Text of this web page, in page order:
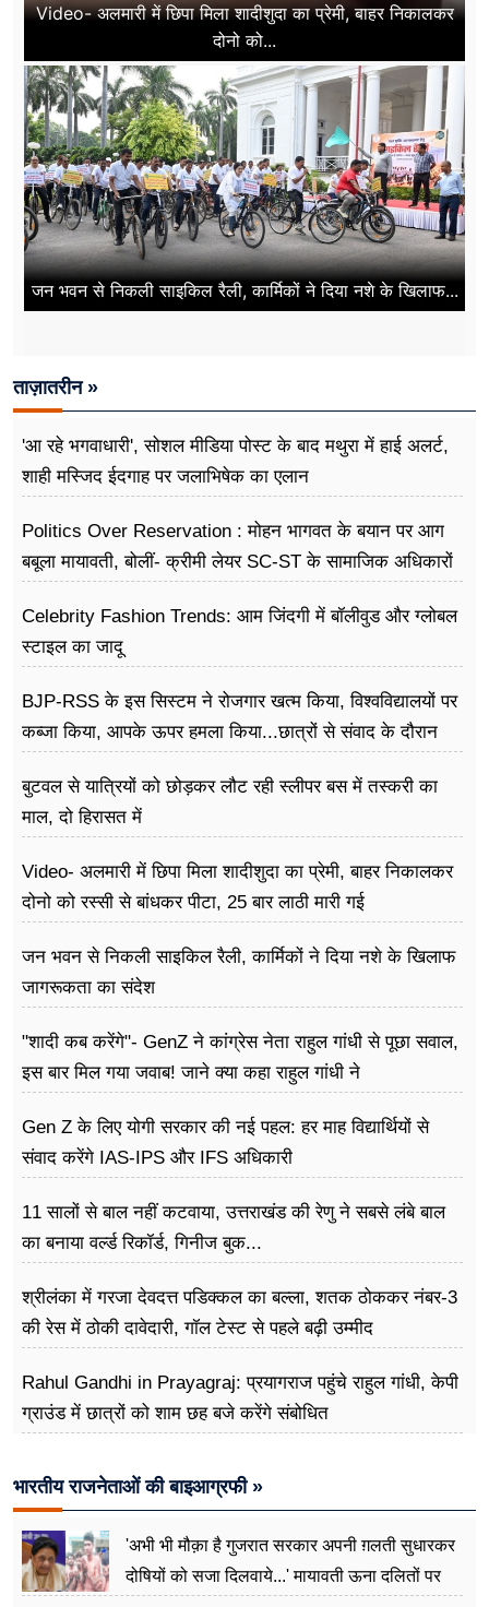
Video- अलमारी में छिपा मिला शादीशुदा का प्रेमी, बाहर निकालकर
दोनो को...
जन भवन से निकली साइकिल रैली, कार्मिकों ने दिया नशे के खिलाफ...
ताज़ातरीन »
'आ रहे भगवाधारी', सोशल मीडिया पोस्ट के बाद मथुरा में हाई अलर्ट,
शाही मस्जिद ईदगाह पर जलाभिषेक का एलान
Politics Over Reservation : मोहन भागवत के बयान पर आग
बबूला मायावती, बोलीं- क्रीमी लेयर SC-ST के सामाजिक अधिकारों
Celebrity Fashion Trends: आम जिंदगी में बॉलीवुड और ग्लोबल
स्टाइल का जादू
BJP-RSS के इस सिस्टम ने रोजगार खत्म किया, विश्वविद्यालयों पर
कब्जा किया, आपके ऊपर हमला किया...छात्रों से संवाद के दौरान
बुटवल से यात्रियों को छोड़कर लौट रही स्लीपर बस में तस्करी का
माल, दो हिरासत में
Video- अलमारी में छिपा मिला शादीशुदा का प्रेमी, बाहर निकालकर
दोनो को रस्सी से बांधकर पीटा, 25 बार लाठी मारी गई
जन भवन से निकली साइकिल रैली, कार्मिकों ने दिया नशे के खिलाफ
जागरूकता का संदेश
"शादी कब करेंगे"- GenZ ने कांग्रेस नेता राहुल गांधी से पूछा सवाल,
इस बार मिल गया जवाब! जाने क्या कहा राहुल गांधी ने
Gen Z के लिए योगी सरकार की नई पहल: हर माह विद्यार्थियों से
संवाद करेंगे IAS-IPS और IFS अधिकारी
11 सालों से बाल नहीं कटवाया, उत्तराखंड की रेणु ने सबसे लंबे बाल
का बनाया वर्ल्ड रिकॉर्ड, गिनीज बुक...
श्रीलंका में गरजा देवदत्त पडिक्कल का बल्ला, शतक ठोककर नंबर-3
की रेस में ठोकी दावेदारी, गॉल टेस्ट से पहले बढ़ी उम्मीद
Rahul Gandhi in Prayagraj: प्रयागराज पहुंचे राहुल गांधी, केपी
ग्राउंड में छात्रों को शाम छह बजे करेंगे संबोधित
भारतीय राजनेताओं की बाइआग्रफी »
'अभी भी मौक़ा है गुजरात सरकार अपनी ग़लती सुधारकर
दोषियों को सजा दिलवाये...' मायावती ऊना दलितों पर